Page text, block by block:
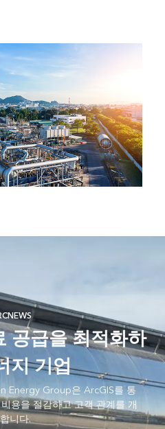
공급을 최적화하
지 기업
Energy Group은 ArcGIS를 통
용을 절감하고 고객 관계를 개
니다.